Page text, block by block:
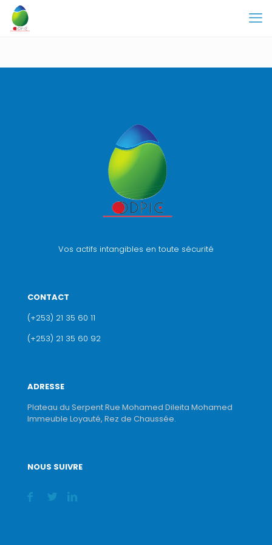
Vos actifs intangibles en toute sécurité
CONTACT
(+253) 21 35 60 11
(+253) 21 35 60 92
ADRESSE
Plateau du Serpent Rue Mohamed Dileita Mohamed
Immeuble Loyauté, Rez de Chaussée.
NOUS SUIVRE